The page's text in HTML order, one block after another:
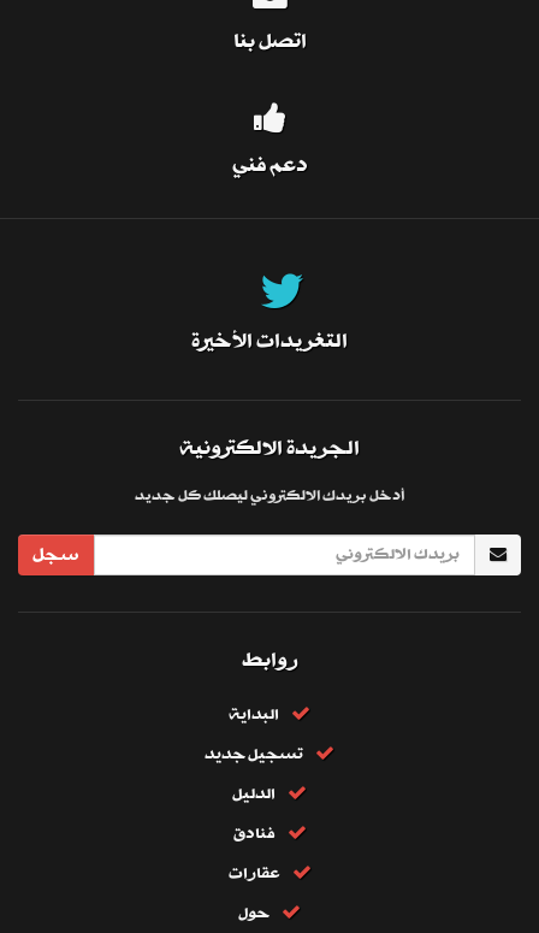
اتصل بنا
دعم فني
التغريدات الأخيرة
الجريدة الالكترونية
أدخل بريدك الالكتروني ليصلك كل جديد
سجل
روابط
البداية
تسجيل جديد
الدليل
فنادق
عقارات
حول